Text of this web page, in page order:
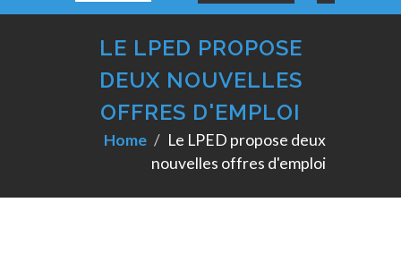
LE LPED PROPOSE
DEUX NOUVELLES
OFFRES D'EMPLOI
Home
Le LPED propose deux
nouvelles offres d'emploi